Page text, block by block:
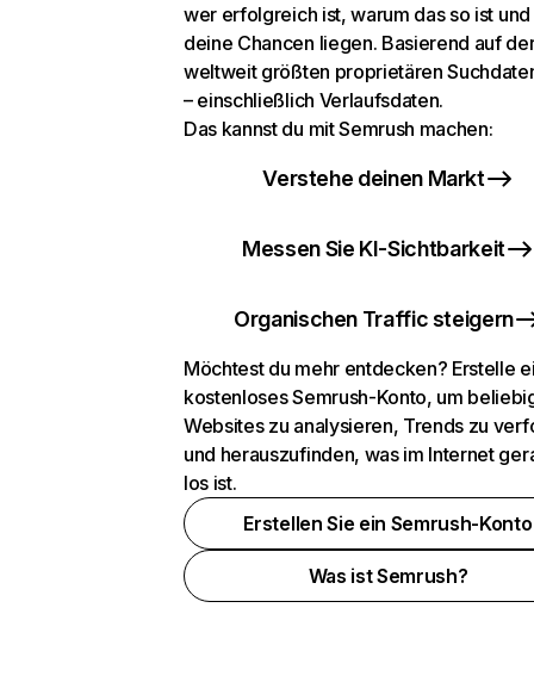
wer erfolgreich ist, warum das so ist
deine Chancen liegen. Basierend auf
weltweit größten proprietären
– einschließlich Verlaufsdaten.
Das kannst du mit Semrush machen:
Verstehe deinen Markt
Messen Sie KI-Sichtbarkeit
Organischen Traffic steigern
Möchtest du mehr entdecken? Erstelle
kostenloses Semrush-Konto, um
Websites zu analysieren, Trends zu
und herauszufinden, was im Internet
los ist.
Erstellen Sie ein Semrush-Konto
Was ist Semrush?